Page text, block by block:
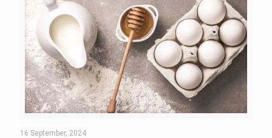
16 September, 2024